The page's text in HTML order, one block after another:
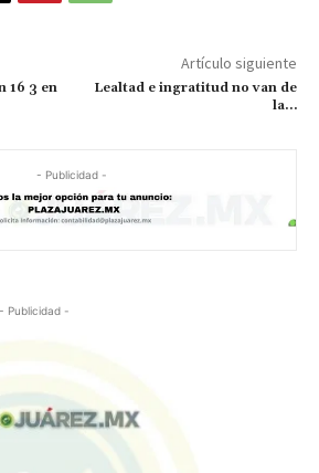
16 3 en
Artículo siguiente
Lealtad e ingratitud no van de
la…
- Publicidad -
- Publicidad -